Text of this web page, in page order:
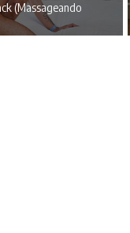
(Massageando